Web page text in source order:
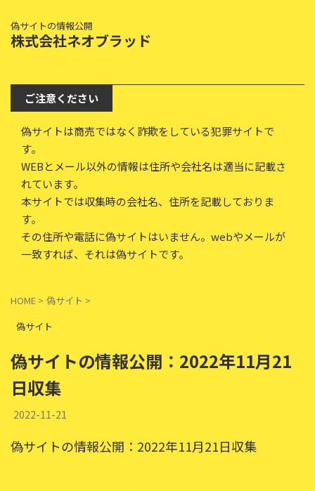
偽サイトの情報公開
株式会社ネオブラッド
ご注意ください
偽サイトは商売ではなく詐欺をしている犯罪サイトで
す。
WEBとメール以外の情報は住所や会社名は適当に記載さ
れています。
本サイトでは収集時の会社名、住所を記載しておりま
す。
その住所や電話に偽サイトはいません。webやメールが
一致すれば、それは偽サイトです。
HOME > 偽サイト >
偽サイト
偽サイトの情報公開：2022年11月21
日収集
2022-11-21
偽サイトの情報公開：2022年11月21日収集